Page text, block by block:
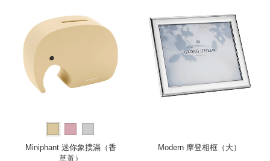
Miniphant 迷你象撲滿（香
草黃）
Modern 摩登相框（大）